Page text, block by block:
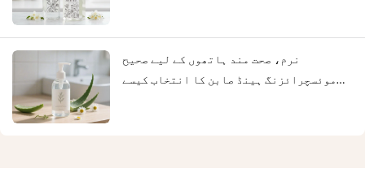
نرم، صحت مند ہاتھوں کے لیے صحیح
موئسچرائزنگ ہینڈ صابن کا انتخاب کیسے